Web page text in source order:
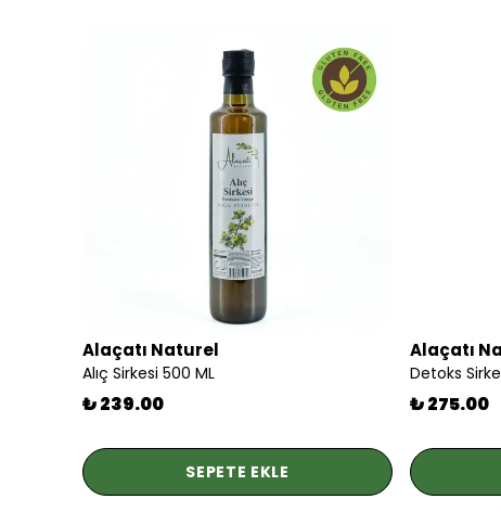
Alaçatı Naturel
Alıç Sirkesi 500 ML
₺ 239.00
SEPETE EKLE
Alaçatı
Detoks
₺ 275.00